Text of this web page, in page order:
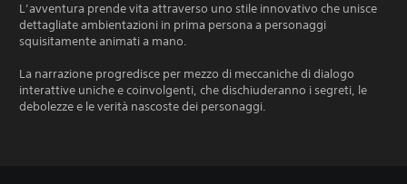
L’avventura prende vita attraverso uno stile innovativo che unisce
dettagliate ambientazioni in prima persona a personaggi
squisitamente animati a mano.
La narrazione progredisce per mezzo di meccaniche di dialogo
interattive uniche e coinvolgenti, che dischiuderanno i segreti, le
debolezze e le verità nascoste dei personaggi.